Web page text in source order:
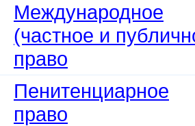
Международное
(частное и
право
Пенитенциарное
право